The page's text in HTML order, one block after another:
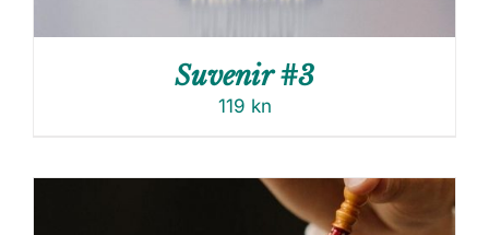
Suvenir #3
119 kn